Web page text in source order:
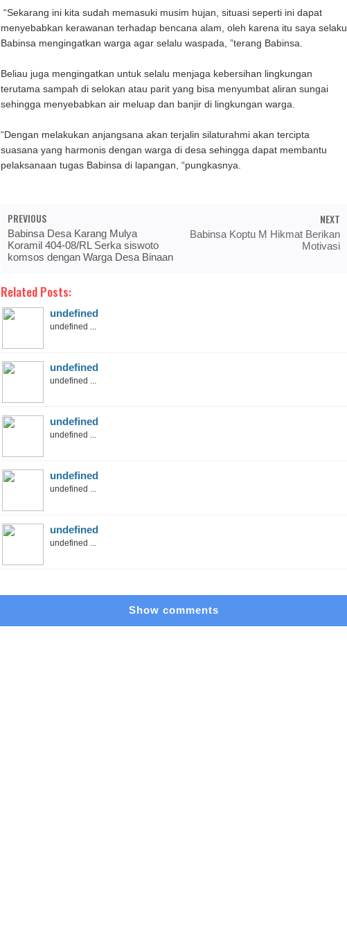
“Sekarang ini kita sudah memasuki musim hujan, situasi seperti ini dapat
menyebabkan kerawanan terhadap bencana alam, oleh karena itu saya selaku
Babinsa mengingatkan warga agar selalu waspada, ”terang Babinsa.
Beliau juga mengingatkan untuk selalu menjaga kebersihan lingkungan
terutama sampah di selokan atau parit yang bisa menyumbat aliran sungai
sehingga menyebabkan air meluap dan banjir di lingkungan warga.
“Dengan melakukan anjangsana akan terjalin silaturahmi akan tercipta
suasana yang harmonis dengan warga di desa sehingga dapat membantu
pelaksanaan tugas Babinsa di lapangan, “pungkasnya.
PREVIOUS
Babinsa Desa Karang Mulya
Koramil 404-08/RL Serka siswoto
komsos dengan Warga Desa Binaan
NEXT
Babinsa Koptu M Hikmat Berikan
Motivasi
Related Posts:
undefined
undefined ...
undefined
undefined ...
undefined
undefined ...
undefined
undefined ...
undefined
undefined ...
Show comments